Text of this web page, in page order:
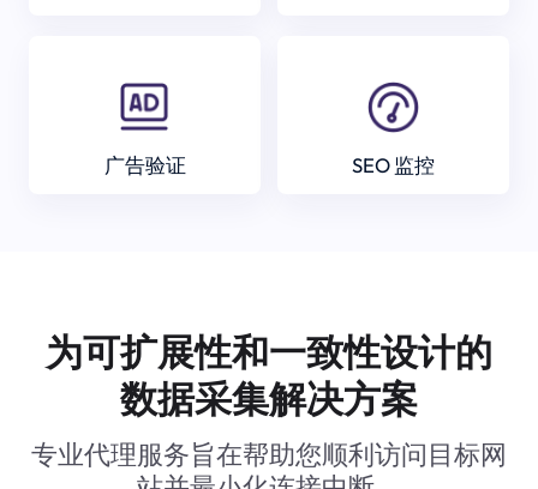
广告验证 SEO 监控
为可扩展性和一致性设计的
数据采集解决方案
专业代理服务旨在帮助您顺利访问目标网